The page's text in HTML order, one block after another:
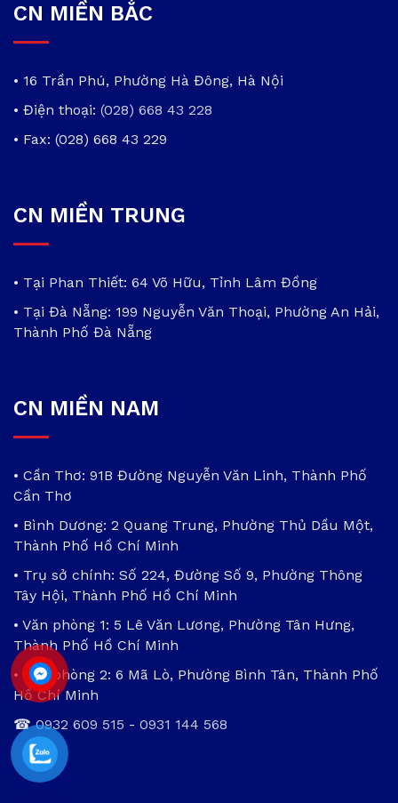
CN MIỀN BẮC
• 16 Trần Phú, Phường Hà Đông, Hà Nội
• Điện thoại: (028) 668 43 228
• Fax: (028) 668 43 229
CN MIỀN TRUNG
• Tại Phan Thiết: 64 Võ Hữu, Tỉnh Lâm Đồng
• Tại Đà Nẵng: 199 Nguyễn Văn Thoại, Phường An Hải,
Thành Phố Đà Nẵng
CN MIỀN NAM
• Cần Thơ: 91B Đường Nguyễn Văn Linh, Thành Phố
Cần Thơ
• Bình Dương: 2 Quang Trung, Phường Thủ Dầu Một,
Thành Phố Hồ Chí Minh
• Trụ sở chính: Số 224, Đường Số 9, Phường Thông
Tây Hội, Thành Phố Hồ Chí Minh
• Văn phòng 1: 5 Lê Văn Lương, Phường Tân Hưng,
Thành Phố Hồ Chí Minh
• Văn phòng 2: 6 Mã Lò, Phường Bình Tân, Thành Phố
Hồ Chí Minh
☎0932 609 515 - 0931 144 568